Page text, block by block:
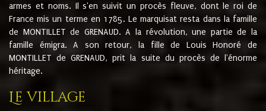
armes et noms. Il s'en suivit un procès fleuve, dont le roi de
France mis un terme en 1785. Le marquisat resta dans la famille
de MONTILLET de GRENAUD. A la révolution, une partie de la
famille émigra. A son retour, la fille de Louis Honoré de
MONTILLET de GRENAUD, prit la suite du procès de l'énorme
héritage.
Le village